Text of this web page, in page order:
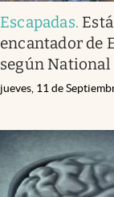
Escapadas.
encantador de
según National
jueves, 11 de